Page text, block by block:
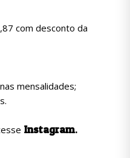
com desconto da
mensalidades;
Instagram.